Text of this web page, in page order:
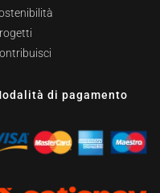
di pagamento